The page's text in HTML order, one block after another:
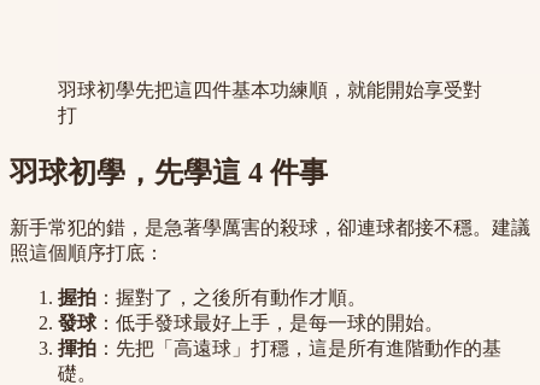
羽球初學先把這四件基本功練順，就能開始享受對
打
羽球初學，先學這 4 件事
新手常犯的錯，是急著學厲害的殺球，卻連球都接不穩。建議
照這個順序打底：
握拍 ：握對了，之後所有動作才順。
發球：低手發球最好上手，是每一球的開始。
揮拍 ：先把「高遠球」打穩，這是所有進階動作的基
礎。